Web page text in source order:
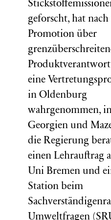
geforscht, hat nach
Promotion über
eine
in Oldenburg
wahrgenommen,
Georgien und
die Regierung
einen Lehrauftrag
Uni Bremen und
Station beim
Umweltfragen (